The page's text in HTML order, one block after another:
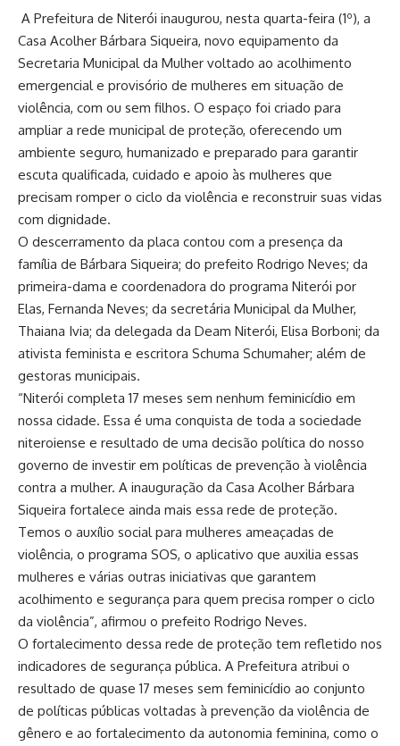
A Prefeitura de Niterói inaugurou, nesta quarta-feira (1º), a
Casa Acolher Bárbara Siqueira, novo equipamento da
Secretaria Municipal da Mulher voltado ao acolhimento
emergencial e provisório de mulheres em situação de
violência, com ou sem filhos. O espaço foi criado para
ampliar a rede municipal de proteção, oferecendo um
ambiente seguro, humanizado e preparado para garantir
escuta qualificada, cuidado e apoio às mulheres que
precisam romper o ciclo da violência e reconstruir suas vidas
com dignidade.
O descerramento da placa contou com a presença da
família de Bárbara Siqueira; do prefeito Rodrigo Neves; da
primeira-dama e coordenadora do programa Niterói por
Elas, Fernanda Neves; da secretária Municipal da Mulher,
Thaiana Ivia; da delegada da Deam Niterói, Elisa Borboni; da
ativista feminista e escritora Schuma Schumaher; além de
gestoras municipais.
“Niterói completa 17 meses sem nenhum feminicídio em
nossa cidade. Essa é uma conquista de toda a sociedade
niteroiense e resultado de uma decisão política do nosso
governo de investir em políticas de prevenção à violência
contra a mulher. A inauguração da Casa Acolher Bárbara
Siqueira fortalece ainda mais essa rede de proteção.
Temos o auxílio social para mulheres ameaçadas de
violência, o programa SOS, o aplicativo que auxilia essas
mulheres e várias outras iniciativas que garantem
acolhimento e segurança para quem precisa romper o ciclo
da violência”, afirmou o prefeito Rodrigo Neves.
O fortalecimento dessa rede de proteção tem refletido nos
indicadores de segurança pública. A Prefeitura atribui o
resultado de quase 17 meses sem feminicídio ao conjunto
de políticas públicas voltadas à prevenção da violência de
gênero e ao fortalecimento da autonomia feminina, como o